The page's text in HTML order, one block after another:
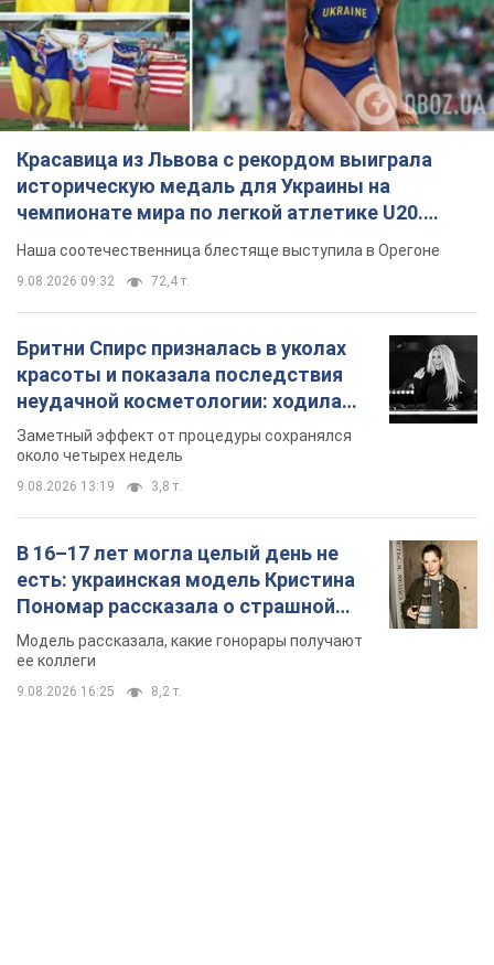
Красавица из Львова с рекордом выиграла
историческую медаль для Украины на
чемпионате мира по легкой атлетике U20.
Видео
Наша соотечественница блестяще выступила в Орегоне
9.08.2026 09:32 72,4 т.
Бритни Спирс призналась в уколах
красоты и показала последствия
неудачной косметологии: ходила
так почти месяц
Заметный эффект от процедуры сохранялся
около четырех недель
9.08.2026 13:19 3,8 т.
В 16–17 лет могла целый день не
есть: украинская модель Кристина
Пономар рассказала о страшной
стороне модельной карьеры
Модель рассказала, какие гонорары получают
ее коллеги
9.08.2026 16:25 8,2 т.